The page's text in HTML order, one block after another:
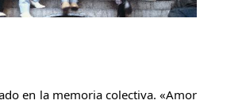
en la memoria colectiva. «Amor